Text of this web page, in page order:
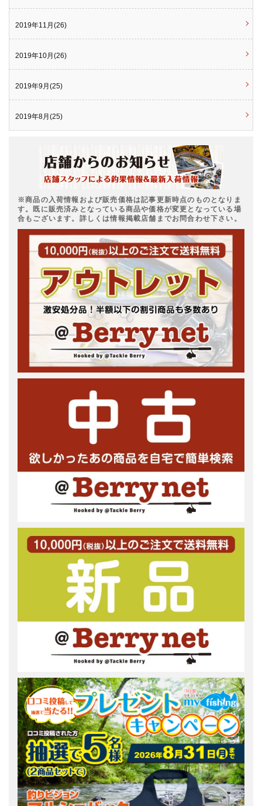
2019年11月(26)
2019年10月(26)
2019年9月(25)
2019年8月(25)
※商品の入荷情報および販売価格は記事更新時点のものとなりま
す。既に販売済みとなっている商品や価格が変更となっている場
合もございます。詳しくは情報掲載店舗までお問合わせ下さい。